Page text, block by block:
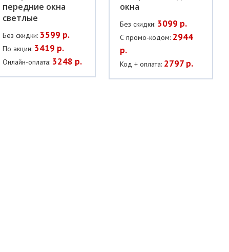
передние окна
светлые
Без скидки: 3599 р.
По акции: 3419 р.
Онлайн-оплата: 3248 р.
окна
Без скидки: 3099 р.
С промо-кодом: 2944
р.
Код + оплата: 2797 р.